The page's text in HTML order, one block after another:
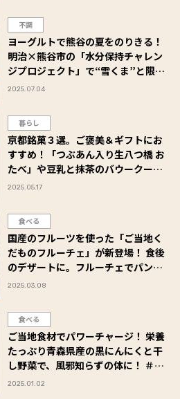
不調
ヨーグルトで熊谷の夏をのりきる！
明治×熊谷市の「水分保持チャレン
ジプロジェクト」で“雪くま”と限定
コラボ実現！
2025.07.04
暮らし
京都銘菓３選。ご褒美＆ギフトにお
すすめ！「つぶあん入り生八つ橋 お
たべ」や豆乳と抹茶のバウークーヘ
ン「京ばあむ」、低糖質素材のクッ
トーク
2025.05.17
食べる
国産のフルーツを使った「ご当地く
だものフルーチェ」が新登場！ 食後
のデザートに。フルーチェでパンナ
コッタを作ってみました！ #Omeza
2025.03.08
食べる
ご当地食材でパワーチャージ！ 栄養
たっぷり青森県産の黒にんにくと干
し野菜で、風邪知らずの体に！ ＃
Omezaトーク
2025.01.02